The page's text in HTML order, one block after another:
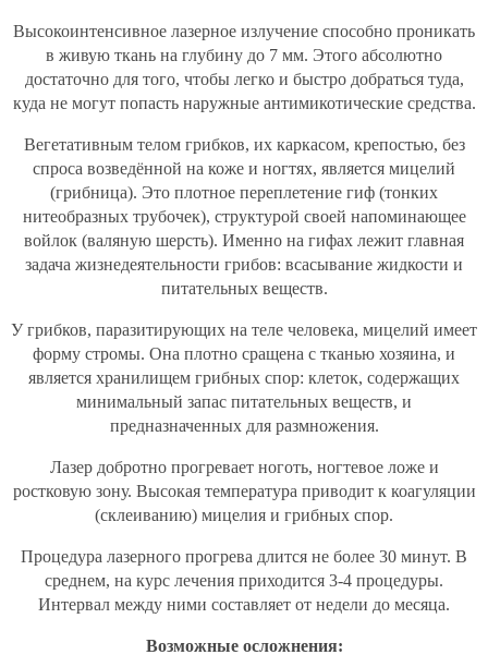
Высокоинтенсивное лазерное излучение способно проникать
в живую ткань на глубину до 7 мм. Этого абсолютно
достаточно для того, чтобы легко и быстро добраться туда,
куда не могут попасть наружные антимикотические средства.
Вегетативным телом грибков, их каркасом, крепостью, без
спроса возведённой на коже и ногтях, является мицелий
(грибница). Это плотное переплетение гиф (тонких
нитеобразных трубочек), структурой своей напоминающее
войлок (валяную шерсть). Именно на гифах лежит главная
задача жизнедеятельности грибов: всасывание жидкости и
питательных веществ.
У грибков, паразитирующих на теле человека, мицелий имеет
форму стромы. Она плотно сращена с тканью хозяина, и
является хранилищем грибных спор: клеток, содержащих
минимальный запас питательных веществ, и
предназначенных для размножения.
Лазер добротно прогревает ноготь, ногтевое ложе и
ростковую зону. Высокая температура приводит к коагуляции
(склеиванию) мицелия и грибных спор.
Процедура лазерного прогрева длится не более 30 минут. В
среднем, на курс лечения приходится 3-4 процедуры.
Интервал между ними составляет от недели до месяца.
Возможные осложнения: